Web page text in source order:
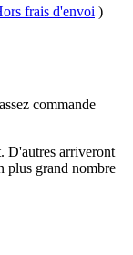
frais d'envoi )
commande
D'autres arriveront
plus grand nombre